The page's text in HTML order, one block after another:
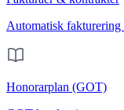
Automatisk
Honorarplan (GOT)